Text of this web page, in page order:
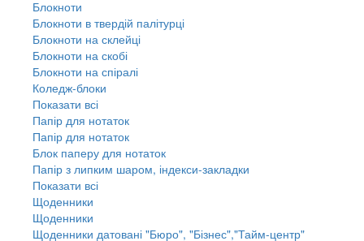
Блокноти
Блокноти в твердій палітурці
Блокноти на склейці
Блокноти на скобі
Блокноти на спіралі
Коледж-блоки
Показати всі
Папір для нотаток
Папір для нотаток
Блок паперу для нотаток
Папір з липким шаром, індекси-закладки
Показати всі
Щоденники
Щоденники
Щоденники датовані "Бюро", "Бізнес","Тайм-центр"